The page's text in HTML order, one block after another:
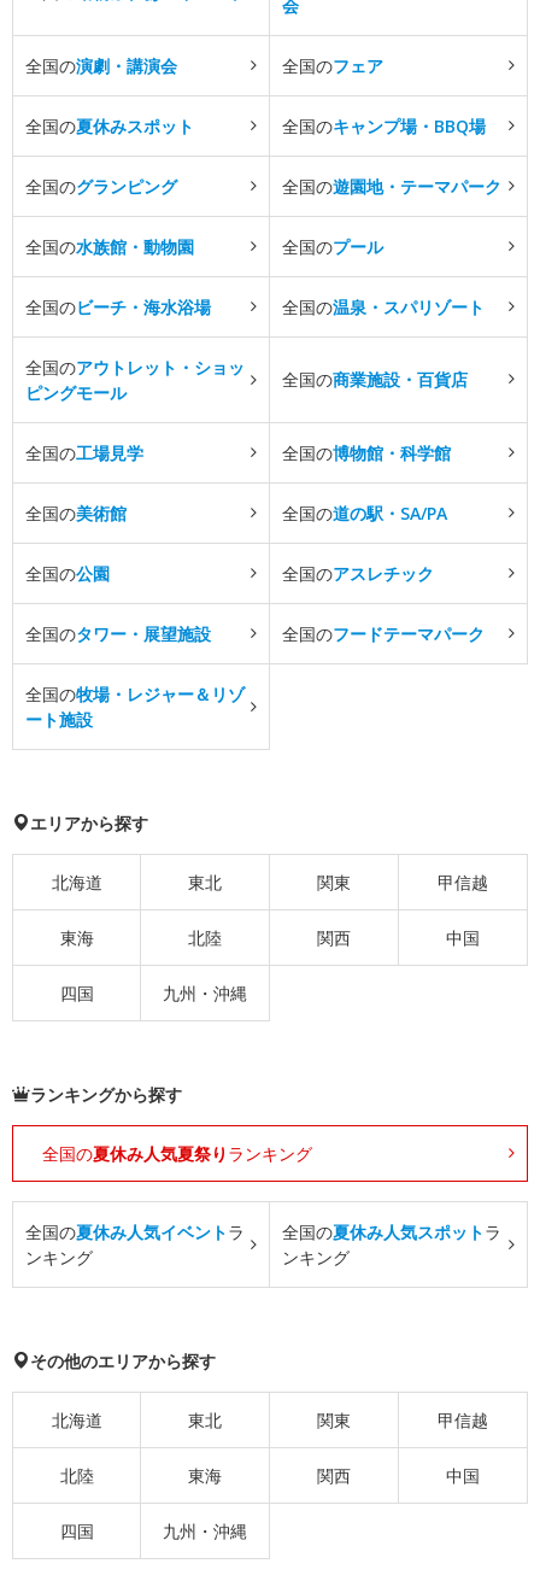
会
全国の演劇・講演会 全国のフェア
全国の夏休みスポット 全国のキャンプ場・BBQ場
全国のグランピング 全国の遊園地・テーマパーク
全国の水族館・動物園 全国のプール
全国のビーチ・海水浴場 全国の温泉・スパリゾート
全国のアウトレット・ショッ
ピングモール
全国の商業施設・百貨店
全国の工場見学 全国の博物館・科学館
全国の美術館 全国の道の駅・SA/PA
全国の公園 全国のアスレチック
全国のタワー・展望施設 全国のフードテーマパーク
全国の牧場・レジャー＆リゾ
ート施設
エリアから探す
北海道 東北 関東 甲信越
東海 北陸 関西 中国
四国 九州・沖縄
ランキングから探す
全国の夏休み人気夏祭り ランキング
全国の夏休み人気イベントラ
ンキング
全国の夏休み人気スポットラ
ンキング
その他のエリアから探す
北海道 東北 関東 甲信越
北陸 東海 関西 中国
四国 九州・沖縄